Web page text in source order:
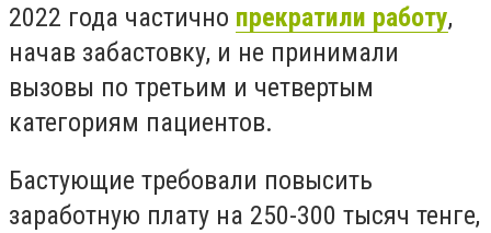
2022 года частично прекратили работу,
начав забастовку, и не принимали
вызовы по третьим и четвертым
категориям пациентов.
Бастующие требовали повысить
заработную плату на 250-300 тысяч тенге,